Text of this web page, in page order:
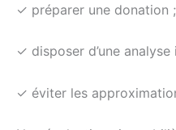
✓ préparer une donation ;
✓ disposer d’une
✓ éviter les